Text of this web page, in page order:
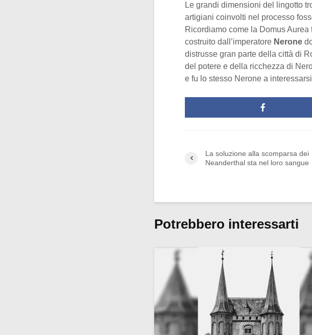
Le grandi dimensioni del lingotto
artigiani coinvolti nel processo
Ricordiamo come la Domus
costruito dall’imperatore Nerone
distrusse gran parte della città di
del potere e della ricchezza di
e fu lo stesso Nerone a
La soluzione alla scomparsa dei
Neanderthal sta nel loro sangue
Potrebbero interessarti